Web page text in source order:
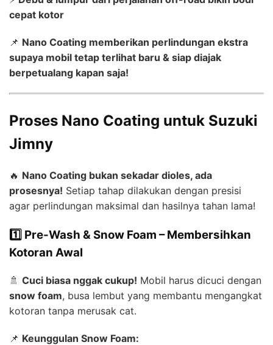
cepat kotor
📌 Nano Coating memberikan perlindungan ekstra
supaya mobil tetap terlihat baru & siap diajak
berpetualang kapan saja!
Proses Nano Coating untuk Suzuki
Jimny
🔥 Nano Coating bukan sekadar dioles, ada
prosesnya! Setiap tahap dilakukan dengan presisi
agar perlindungan maksimal dan hasilnya tahan lama!
1️⃣ Pre-Wash & Snow Foam – Membersihkan
Kotoran Awal
🚿 Cuci biasa nggak cukup! Mobil harus dicuci dengan
snow foam, busa lembut yang membantu mengangkat
kotoran tanpa merusak cat.
📌 Keunggulan Snow Foam: